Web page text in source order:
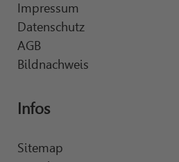
Impressum
Datenschutz
AGB
Bildnachweis
Infos
Sitemap